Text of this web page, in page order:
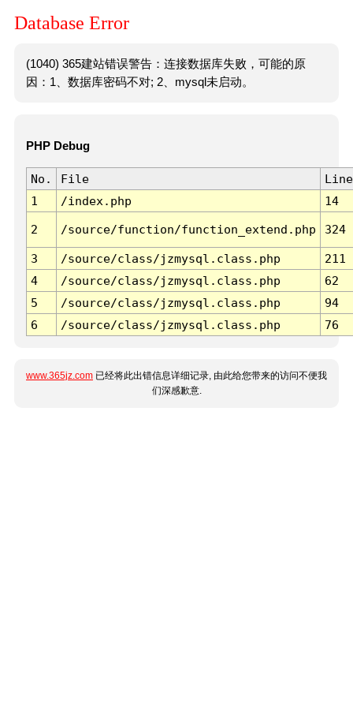
Database Error
(1040) 365建站错误警告：连接数据库失败，可能的原
因：1、数据库密码不对; 2、mysql未启动。
PHP Debug
No. File
Line
1
/index.php 14
2 /source/function/function_extend.php 324
3 /source/class/jzmysql.class.php
211
4
/source/class/jzmysql.class.php
62
5
/source/class/jzmysql.class.php
94
6
/source/class/jzmysql.class.php 76
www.365jz.com 已经将此出错信息详细记录, 由此给您带来的访问不便我
们深感歉意.